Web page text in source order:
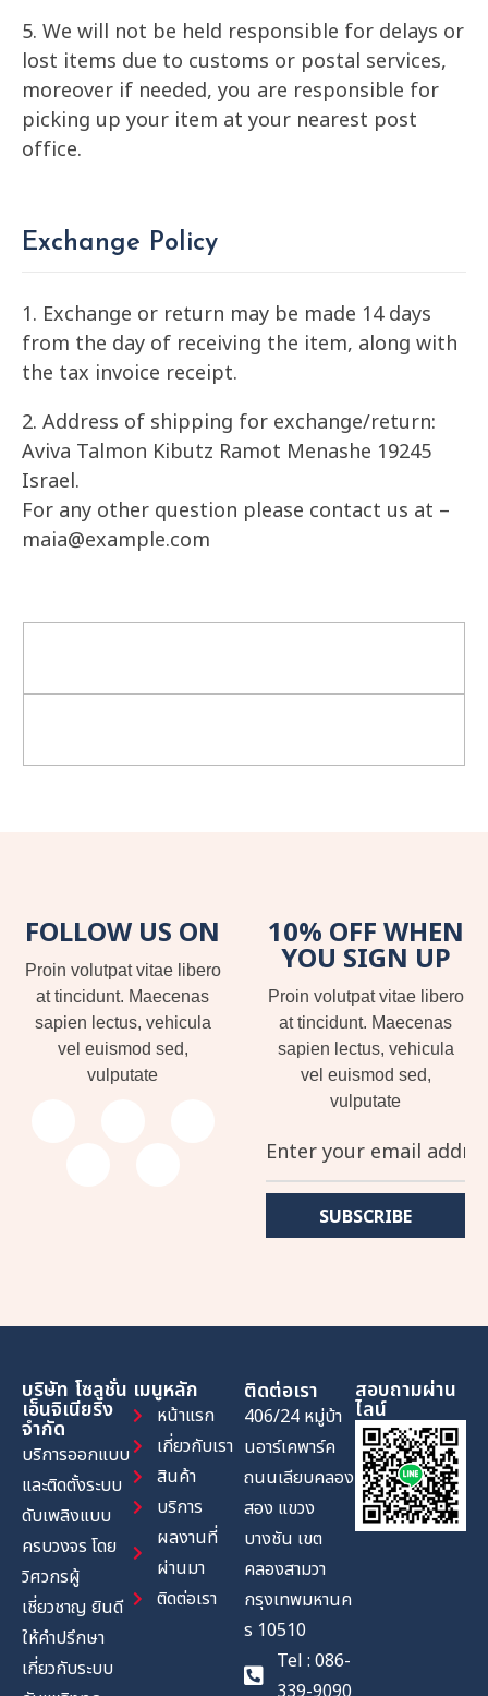
5. We will not be held responsible for delays or
lost items due to customs or postal services,
moreover if needed, you are responsible for
picking up your item at your nearest post
office.
Exchange Policy
1. Exchange or return may be made 14 days
from the day of receiving the item, along with
the tax invoice receipt.
2. Address of shipping for exchange/return:
Aviva Talmon Kibutz Ramot Menashe 19245
Israel.
For any other question please contact us at –
maia@example.com
FOLLOW US ON
Proin volutpat vitae libero
at tincidunt. Maecenas
sapien lectus, vehicula
vel euismod sed,
vulputate
10% OFF WHEN
YOU SIGN UP
Proin volutpat vitae libero
at tincidunt. Maecenas
sapien lectus, vehicula
vel euismod sed,
vulputate
SUBSCRIBE
บริษัท โซลูชั่น
เอ็นจิเนียริ่ง
จำกัด
บริการออกแบบ
และติดตั้งระบบ
ดับเพลิงแบบ
ครบวงจร โดย
วิศวกรผู้
เชี่ยวชาญ ยินดี
ให้คำปรึกษา
เกี่ยวกับระบบ
เมนูหลัก
หน้าแรก
เกี่ยวกับเรา
สินค้า
บริการ
ผลงานที่
ผ่านมา
ติดต่อเรา
ติดต่อเรา
406/24 หมู่บ้า
นอาร์เคพาร์ค
ถนนเลียบคลอง
สอง แขวง
บางชัน เขต
คลองสามวา
กรุงเทพมหานค
ร 10510
Tel : 086-
สอบถามผ่าน
ไลน์